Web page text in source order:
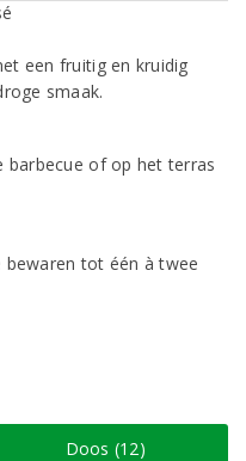
een fruitig en kruidig
smaak.
barbecue of op het terras
tot één à twee
Doos (12)